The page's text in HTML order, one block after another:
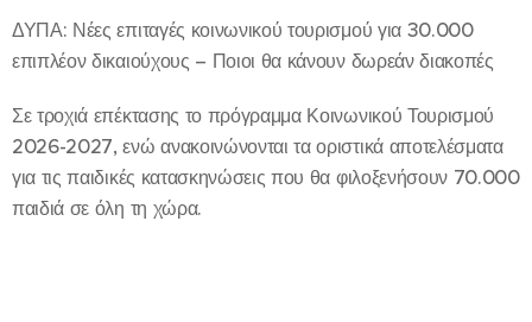
ΔΥΠΑ: Νέες επιταγές κοινωνικού τουρισμού για 30.000
επιπλέον δικαιούχους – Ποιοι θα κάνουν δωρεάν διακοπές
Σε τροχιά επέκτασης το πρόγραμμα Κοινωνικού Τουρισμού
2026-2027, ενώ ανακοινώνονται τα οριστικά αποτελέσματα
για τις παιδικές κατασκηνώσεις που θα φιλοξενήσουν 70.000
παιδιά σε όλη τη χώρα.